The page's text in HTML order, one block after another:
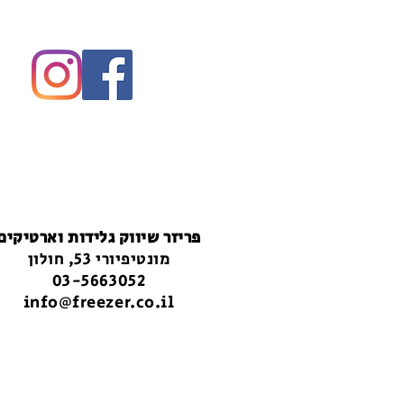
פריזר שיווק גלידות
מונטיפיורי 53, חולון
03-5663052
info@freezer.co.il